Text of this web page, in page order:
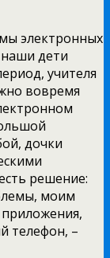
электронных
дети
учителя
вовремя
дочки
решение:
моим
телефон, –